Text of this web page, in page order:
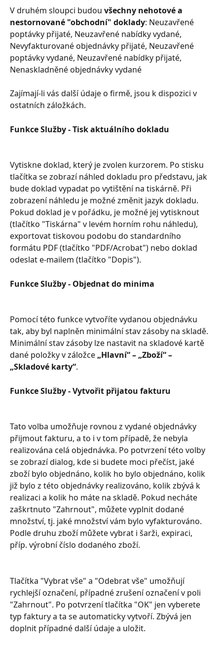
V druhém sloupci budou všechny nehotové a
nestornované "obchodní" doklady: Neuzavřené
poptávky přijaté, Neuzavřené nabídky vydané,
Nevyfakturované objednávky přijaté, Neuzavřené
poptávky vydané, Neuzavřené nabídky přijaté,
Nenaskladněné objednávky vydané
Zajímají-li vás další údaje o firmě, jsou k dispozici v
ostatních záložkách.
Funkce Služby - Tisk aktuálního dokladu
Vytiskne doklad, který je zvolen kurzorem. Po stisku
tlačítka se zobrazí náhled dokladu pro představu, jak
bude doklad vypadat po vytištění na tiskárně. Při
zobrazení náhledu je možné změnit jazyk dokladu.
Pokud doklad je v pořádku, je možné jej vytisknout
(tlačítko "Tiskárna" v levém horním rohu náhledu),
exportovat tiskovou podobu do standardního
formátu PDF (tlačítko "PDF/Acrobat") nebo doklad
odeslat e-mailem (tlačítko "Dopis").
Funkce Služby - Objednat do minima
Pomocí této funkce vytvoříte vydanou objednávku
tak, aby byl naplněn minimální stav zásoby na skladě.
Minimální stav zásoby lze nastavit na skladové kartě
dané položky v záložce „Hlavní“ – „Zboží“ –
„Skladové karty“.
Funkce Služby - Vytvořit přijatou fakturu
Tato volba umožňuje rovnou z vydané objednávky
přijmout fakturu, a to i v tom případě, že nebyla
realizována celá objednávka. Po potvrzení této volby
se zobrazí dialog, kde si budete moci přečíst, jaké
zboží bylo objednáno, kolik ho bylo objednáno, kolik
již bylo z této objednávky realizováno, kolik zbývá k
realizaci a kolik ho máte na skladě. Pokud necháte
zaškrtnuto "Zahrnout", můžete vyplnit dodané
množství, tj. jaké množství vám bylo vyfakturováno.
Podle druhu zboží můžete vybrat i šarži, expiraci,
příp. výrobní číslo dodaného zboží.
Tlačítka "Vybrat vše" a "Odebrat vše" umožňují
rychlejší označení, případné zrušení označení v poli
"Zahrnout". Po potvrzení tlačítka "OK" jen vyberete
typ faktury a ta se automaticky vytvoří. Zbývá jen
doplnit případné další údaje a uložit.